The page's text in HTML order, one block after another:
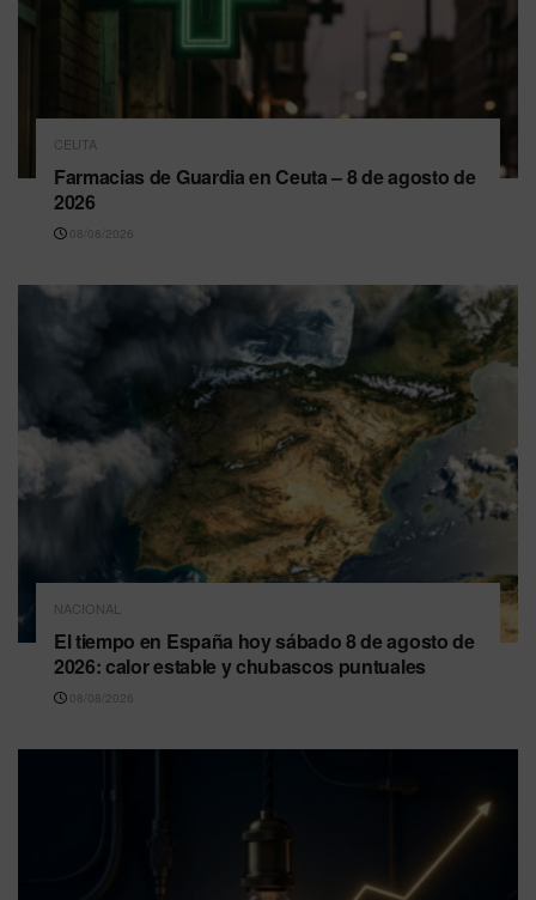
CEUTA
Farmacias de Guardia en Ceuta – 8 de agosto de
2026
08/08/2026
NACIONAL
El tiempo en España hoy sábado 8 de agosto de
2026: calor estable y chubascos puntuales
08/08/2026